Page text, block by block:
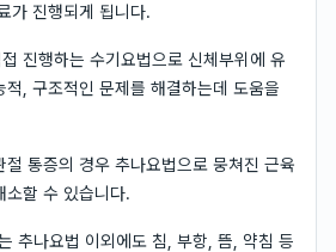
가 진행되게 됩니다.
진행하는 수기요법으로 신체부위에 유
적, 구조적인 문제를 해결하는데 도움을
통증의 경우 추나요법으로 뭉쳐진 근육
소할 수 있습니다.
추나요법 이외에도 침, 부항, 뜸, 약침 등